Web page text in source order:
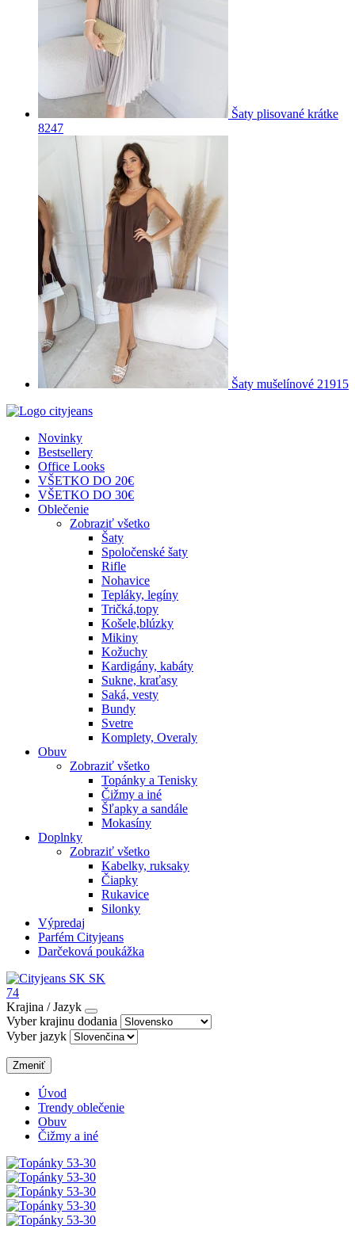
Šaty plisované krátke
8247
Šaty mušelínové 21915
Novinky
Bestsellery
Office Looks
VŠETKO DO 20€
VŠETKO DO 30€
Oblečenie
Zobraziť všetko
Šaty
Spoločenské šaty
Rifle
Nohavice
Tepláky, legíny
Tričká,topy
Košele,blúzky
Mikiny
Kožuchy
Kardigány, kabáty
Sukne, kraťasy
Saká, vesty
Bundy
Svetre
Komplety, Overaly
Obuv
Zobraziť všetko
Topánky a Tenisky
Čižmy a iné
Šľapky a sandále
Mokasíny
Doplnky
Zobraziť všetko
Kabelky, ruksaky
Čiapky
Rukavice
Silonky
Výpredaj
Parfém Cityjeans
Darčeková poukážka
SK
74
Krajina / Jazyk
Vyber krajinu dodania
Vyber jazyk
Zmeniť
Úvod
Trendy oblečenie
Obuv
Čižmy a iné